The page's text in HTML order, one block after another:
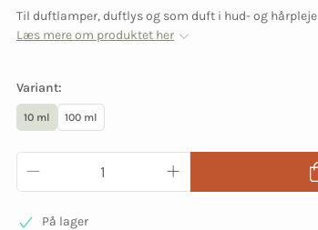
Til duftlamper, duftlys og som duft i hud- og hårpleje
Læs mere om produktet her
Variant:
10 ml 100 ml
På lager